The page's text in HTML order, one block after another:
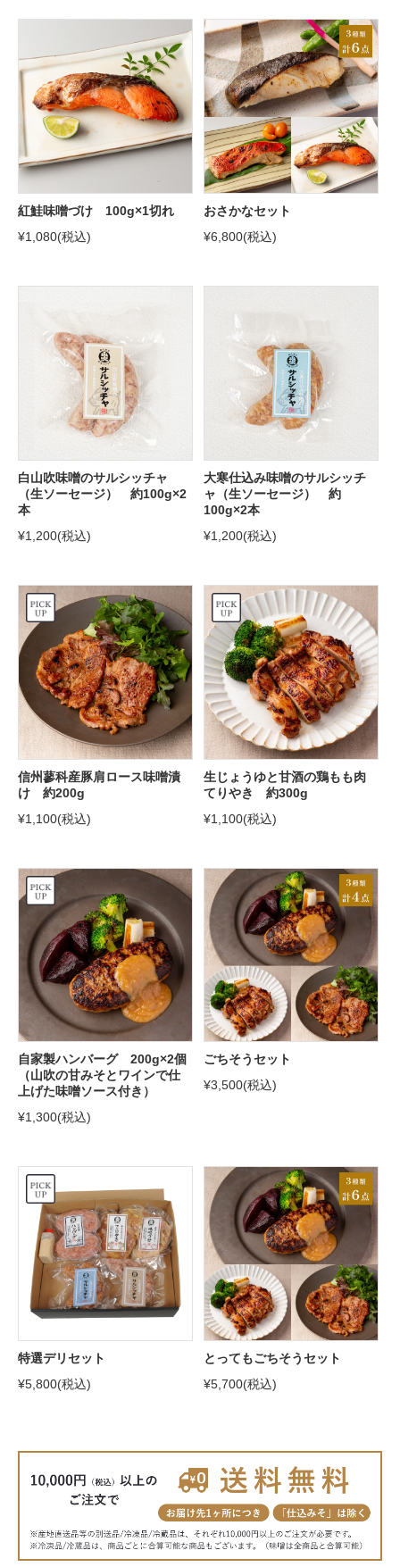
紅鮭味噌づけ 100g×1切れ
¥1,080(税込)
おさかなセット
¥6,800(税込)
白山吹味噌のサルシッチャ
（生ソーセージ） 約100g×2
本
¥1,200(税込)
大寒仕込み味噌のサルシッチ
ャ（生ソーセージ） 約
100g×2本
¥1,200(税込)
信州蓼科産豚肩ロース味噌漬
け 約200g
¥1,100(税込)
生じょうゆと甘酒の鶏もも肉
てりやき 約300g
¥1,100(税込)
自家製ハンバーグ 200g×2個
（山吹の甘みそとワインで仕
上げた味噌ソース付き）
¥1,300(税込)
ごちそうセット
¥3,500(税込)
特選デリセット
¥5,800(税込)
とってもごちそうセット
¥5,700(税込)